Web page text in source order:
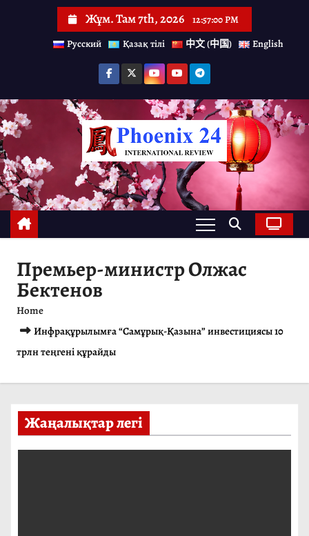
t
o
c
o
n
t
Жұм. Там 7th, 2026
12:57:00 PM
Русский
Қазақ тілі 中文 (中国) English
Премьер-министр Олжас
Бектенов
Home
Инфрақұрылымға “Самұрық-Қазына” инвестициясы 10
трлн теңгені құрайды
Жаңалықтар легі